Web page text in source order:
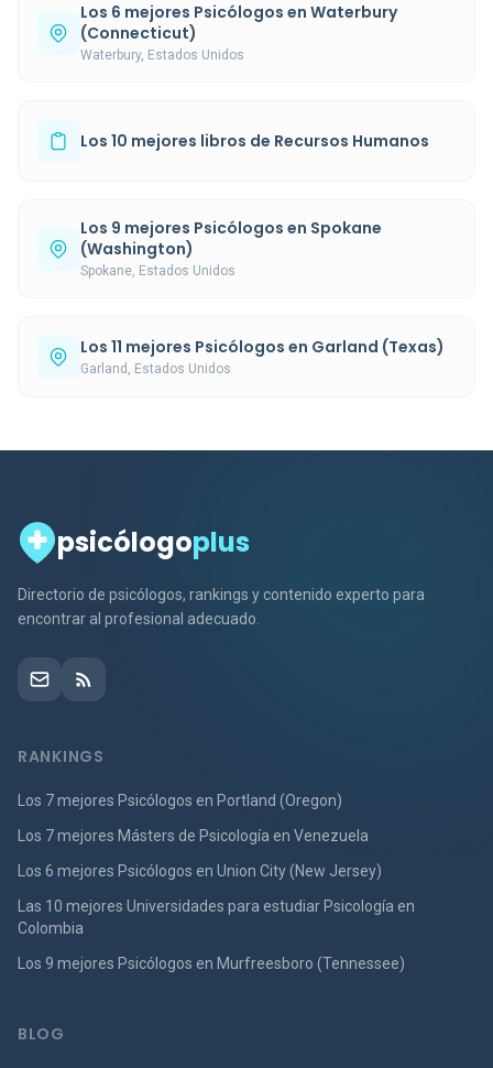
Los 6 mejores Psicólogos en Waterbury
(Connecticut)
Waterbury, Estados Unidos
Los 10 mejores libros de Recursos Humanos
Los 9 mejores Psicólogos en Spokane
(Washington)
Spokane, Estados Unidos
Los 11 mejores Psicólogos en Garland (Texas)
Garland, Estados Unidos
psicólogoplus
Directorio de psicólogos, rankings y contenido experto para
encontrar al profesional adecuado.
RANKINGS
Los 7 mejores Psicólogos en Portland (Oregon)
Los 7 mejores Másters de Psicología en Venezuela
Los 6 mejores Psicólogos en Union City (New Jersey)
Las 10 mejores Universidades para estudiar Psicología en
Colombia
Los 9 mejores Psicólogos en Murfreesboro (Tennessee)
BLOG